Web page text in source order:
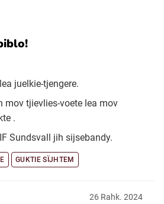
juelkie-tjengere.
mov tjievlies-voete lea mov
.
Sundsvall jih sijsebandy.
GUKTIE SÏJHTEM
26 Rahk. 2024